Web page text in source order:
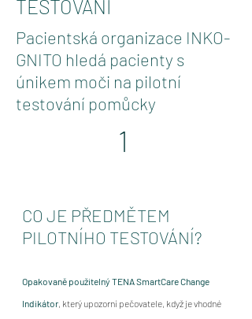
TESTOVÁNÍ
Pacientská organizace INKO-
GNITO hledá pacienty s
únikem moči na pilotní
testování pomůcky
1
CO JE PŘEDMĚTEM
PILOTNÍHO TESTOVÁNÍ?
Opakovaně použitelný TENA SmartCare Change
Indikátor, který upozorní pečovatele, když je vhodné